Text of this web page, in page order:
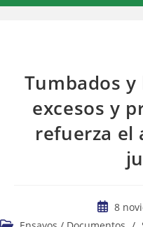
Tumbados
excesos y
refuerza el
8